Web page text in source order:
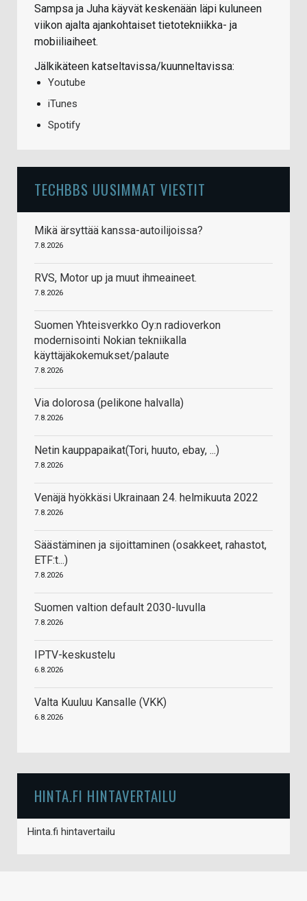
Sampsa ja Juha käyvät keskenään läpi kuluneen
viikon ajalta ajankohtaiset tietotekniikka- ja
mobiiliaiheet.
Jälkikäteen katseltavissa/kuunneltavissa:
Youtube
iTunes
Spotify
TECHBBS UUSIMMAT VIESTIT
Mikä ärsyttää kanssa-autoilijoissa?
7.8.2026
RVS, Motor up ja muut ihmeaineet.
7.8.2026
Suomen Yhteisverkko Oy:n radioverkon
modernisointi Nokian tekniikalla
käyttäjäkokemukset/palaute
7.8.2026
Via dolorosa (pelikone halvalla)
7.8.2026
Netin kauppapaikat(Tori, huuto, ebay, ...)
7.8.2026
Venäjä hyökkäsi Ukrainaan 24. helmikuuta 2022
7.8.2026
Säästäminen ja sijoittaminen (osakkeet, rahastot,
ETF:t...)
7.8.2026
Suomen valtion default 2030-luvulla
7.8.2026
IPTV-keskustelu
6.8.2026
Valta Kuuluu Kansalle (VKK)
6.8.2026
HINTA.FI HINTAVERTAILU
Hinta.fi hintavertailu